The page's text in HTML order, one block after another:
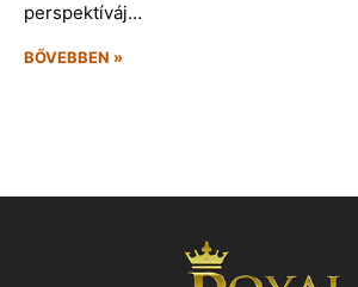
perspektíváj…
BŐVEBBEN »